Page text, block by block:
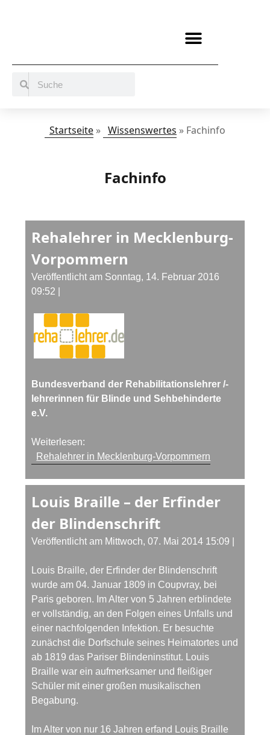
Startseite » Wissenswertes » Fachinfo
Fachinfo
Rehalehrer in Mecklenburg-
Vorpommern
Veröffentlicht am Sonntag, 14. Februar 2016
09:52
Bundesverband der Rehabilitationslehrer /-
lehrerinnen für Blinde und Sehbehinderte
e.V.
Weiterlesen:
Rehalehrer in Mecklenburg-Vorpommern
Louis Braille – der Erfinder
der Blindenschrift
Veröffentlicht am Mittwoch, 07. Mai 2014 15:09
Louis Braille, der Erfinder der Blindenschrift
wurde am 04. Januar 1809 in Coupvray, bei
Paris geboren. Im Alter von 5 Jahren erblindete
er vollständig, an den Folgen eines Unfalls und
einer nachfolgenden Infektion. Er besuchte
zunächst die Dorfschule seines Heimatortes und
ab 1819 das Pariser Blindeninstitut. Louis
Braille war ein aufmerksamer und fleißiger
Schüler mit einer großen musikalischen
Begabung.
Im Alter von nur 16 Jahren erfand Louis Braille